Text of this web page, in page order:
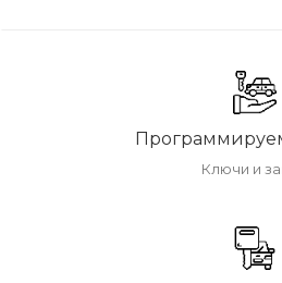
Ключи и